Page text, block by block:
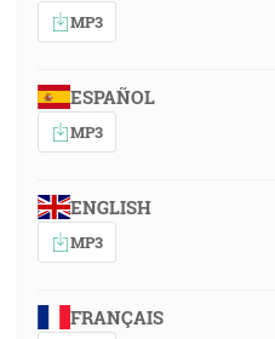
MP3
ESPAÑOL
MP3
ENGLISH
MP3
FRANÇAIS